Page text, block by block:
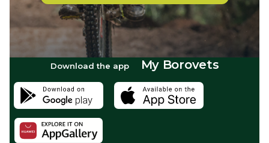
Download the app My Borovets